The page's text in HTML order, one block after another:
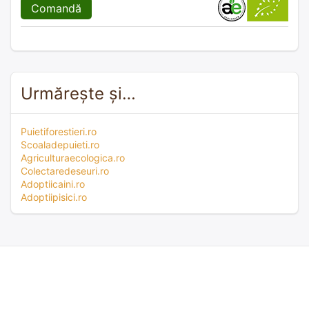
Comandă
Urmărește și…
Puietiforestieri.ro
Scoaladepuieti.ro
Agriculturaecologica.ro
Colectaredeseuri.ro
Adoptiicaini.ro
Adoptiipisici.ro